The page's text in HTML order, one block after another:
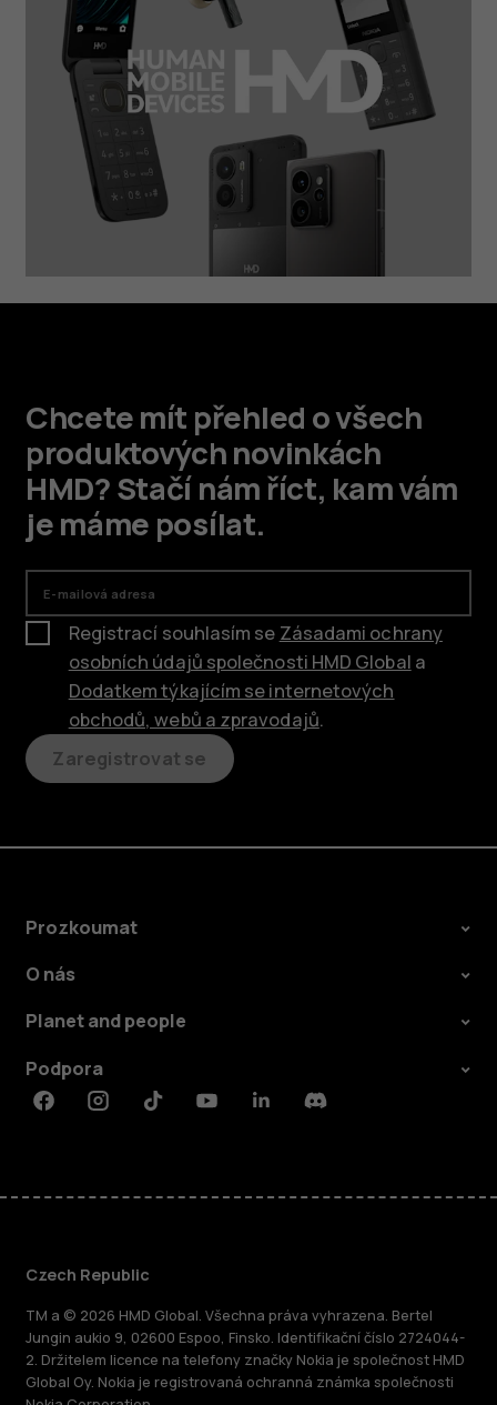
Chcete mít přehled o všech
produktových novinkách
HMD? Stačí nám říct, kam vám
je máme posílat.
E-mailová adresa
Registrací souhlasím se Zásadami ochrany
osobních údajů společnosti HMD Global a
Dodatkem týkajícím se internetových
obchodů, webů a zpravodajů.
Zaregistrovat se
Prozkoumat
O nás
Planet and people
Podpora
FacebookInstagramTiktokYoutubeLinkedinDiscord
Czech Republic
TM a © 2026 HMD Global. Všechna práva vyhrazena. Bertel
Jungin aukio 9, 02600 Espoo, Finsko. Identifikační číslo 2724044-
2. Držitelem licence na telefony značky Nokia je společnost HMD
Global Oy. Nokia je registrovaná ochranná známka společnosti